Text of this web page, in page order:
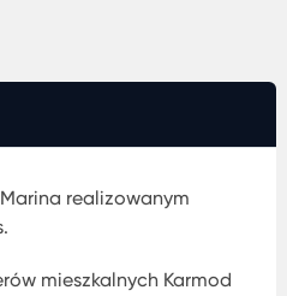
realizowanym
mieszkalnych Karmod